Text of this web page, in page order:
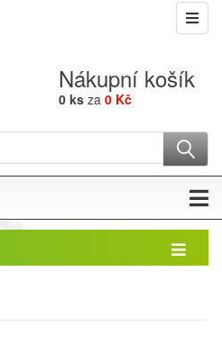
Nákupní košík
0 ks za 0 Kč